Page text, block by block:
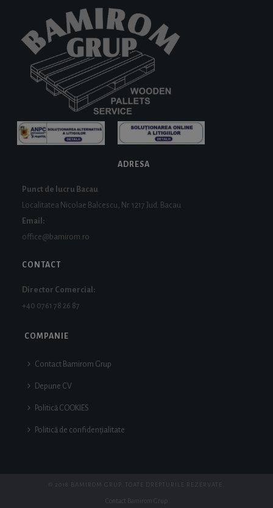
ADRESA
Punct de lucru Bacau
Localitatea Nicolae Balcescu, Nr. 1217 Jud. Bacau
Email:
office@bamirom.ro
CONTACT
Director Comercial:
+40 0761 78 26 87
COMPANIE
Contact Bamirom Grup
Depune CV
Politică COOKIES
Politică de confidențialitate
© 2018 BAMIROM GRUP. TOATE DREPTURILE REZERVATE.
Contact Bamirom Grup